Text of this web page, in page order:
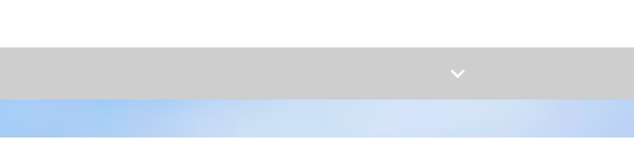
gebruikmaken van alle faciliteiten zoals
verticale hydromassage en
om jullie wellnessmomentje goed te
keyboard_arrow_down